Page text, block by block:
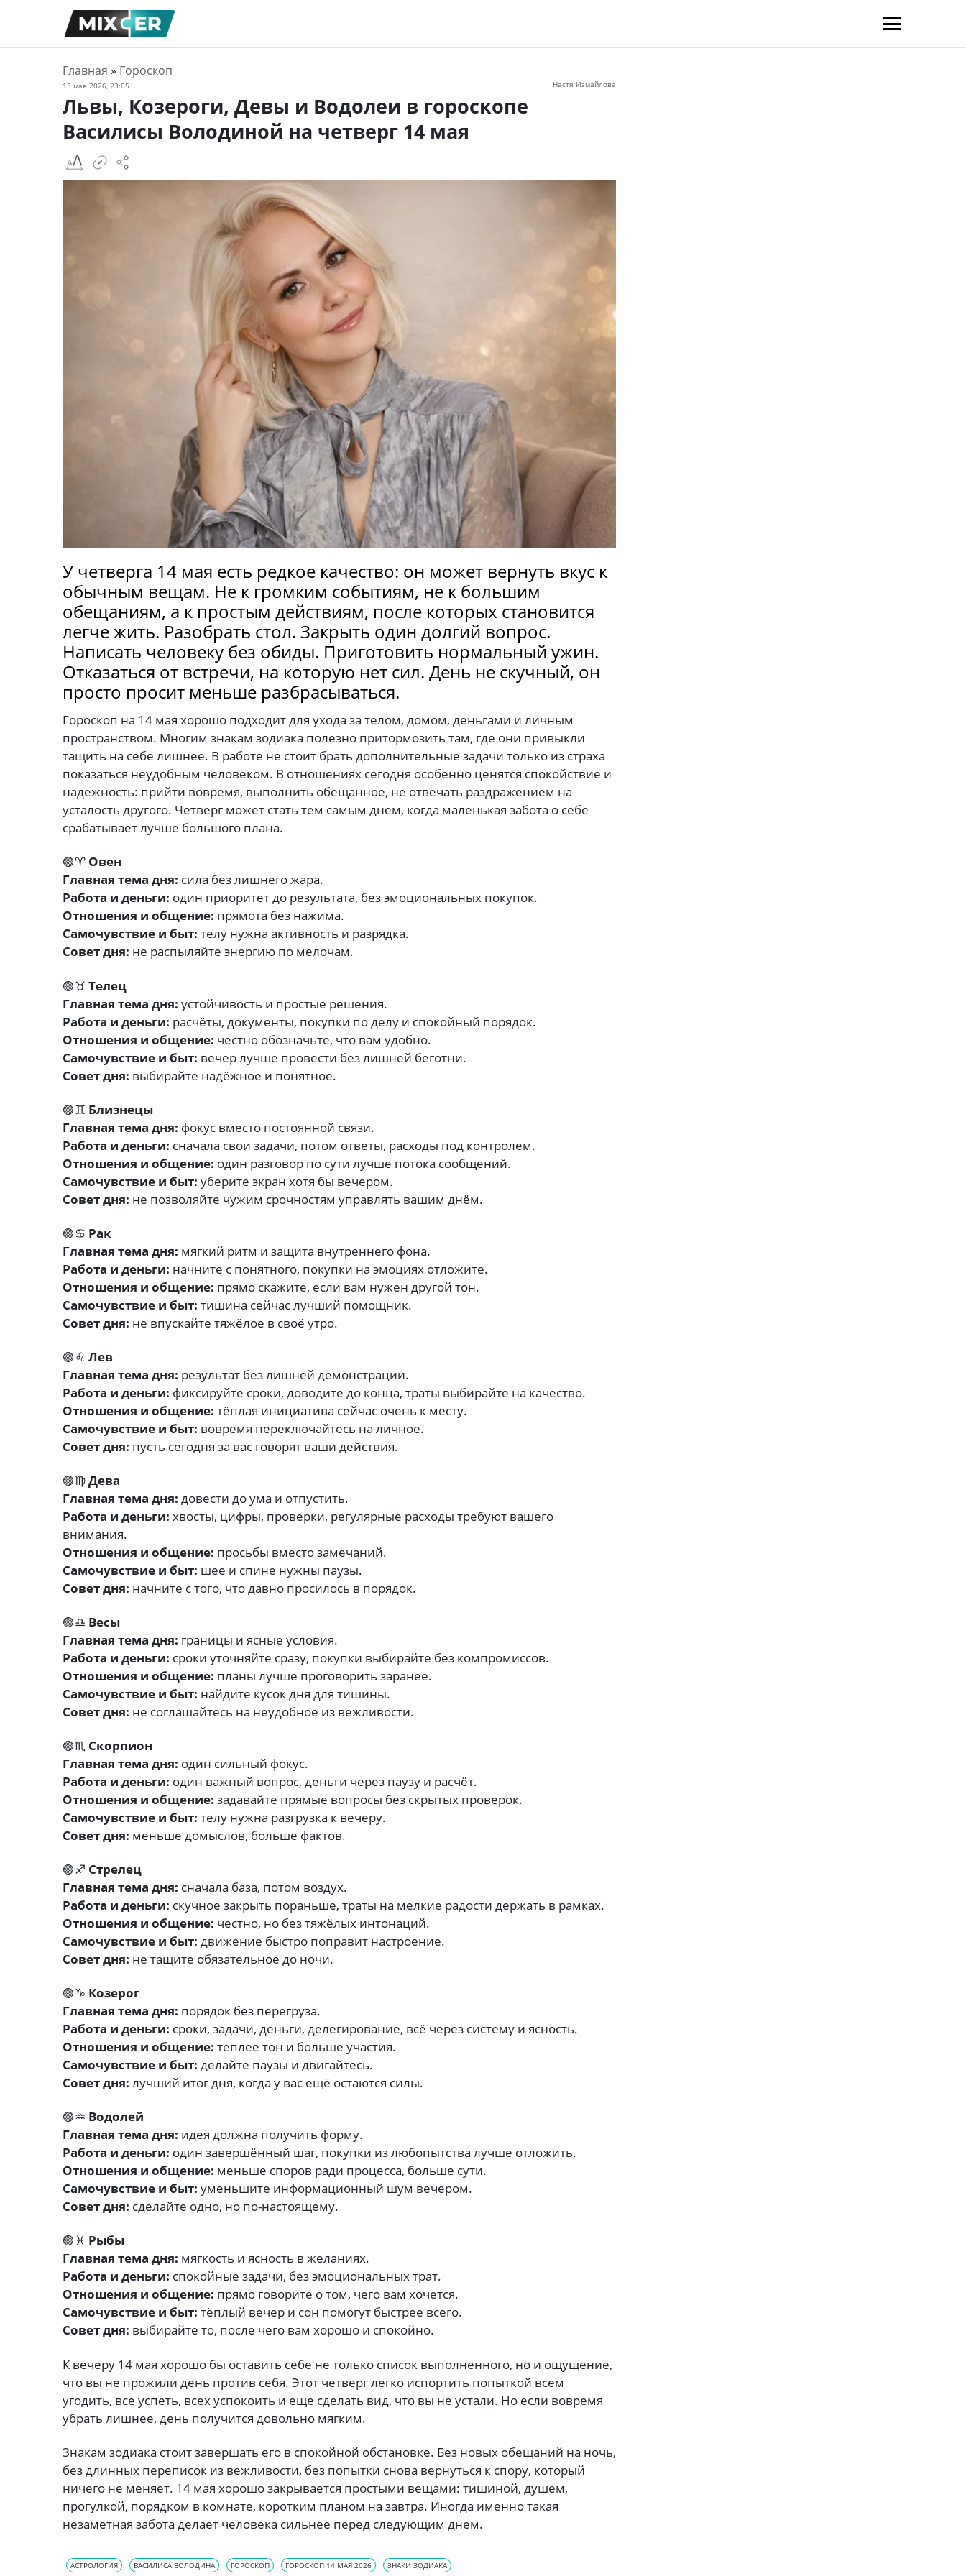
Главная » Гороскоп
13 мая 2026, 23:05 Настя Измайлова
Львы, Козероги, Девы и Водолеи в гороскопе
Василисы Володиной на четверг 14 мая
У четверга 14 мая есть редкое качество: он может вернуть вкус к
обычным вещам. Не к громким событиям, не к большим
обещаниям, а к простым действиям, после которых становится
легче жить. Разобрать стол. Закрыть один долгий вопрос.
Написать человеку без обиды. Приготовить нормальный ужин.
Отказаться от встречи, на которую нет сил. День не скучный, он
просто просит меньше разбрасываться.
Гороскоп на 14 мая хорошо подходит для ухода за телом, домом, деньгами и личным
пространством. Многим знакам зодиака полезно притормозить там, где они привыкли
тащить на себе лишнее. В работе не стоит брать дополнительные задачи только из страха
показаться неудобным человеком. В отношениях сегодня особенно ценятся спокойствие и
надежность: прийти вовремя, выполнить обещанное, не отвечать раздражением на
усталость другого. Четверг может стать тем самым днем, когда маленькая забота о себе
срабатывает лучше большого плана.
🟣♈ Овен
Главная тема дня: сила без лишнего жара.
Работа и деньги: один приоритет до результата, без эмоциональных покупок.
Отношения и общение: прямота без нажима.
Самочувствие и быт: телу нужна активность и разрядка.
Совет дня: не распыляйте энергию по мелочам.
🟣♉ Телец
Главная тема дня: устойчивость и простые решения.
Работа и деньги: расчёты, документы, покупки по делу и спокойный порядок.
Отношения и общение: честно обозначьте, что вам удобно.
Самочувствие и быт: вечер лучше провести без лишней беготни.
Совет дня: выбирайте надёжное и понятное.
🟣♊ Близнецы
Главная тема дня: фокус вместо постоянной связи.
Работа и деньги: сначала свои задачи, потом ответы, расходы под контролем.
Отношения и общение: один разговор по сути лучше потока сообщений.
Самочувствие и быт: уберите экран хотя бы вечером.
Совет дня: не позволяйте чужим срочностям управлять вашим днём.
🟣♋ Рак
Главная тема дня: мягкий ритм и защита внутреннего фона.
Работа и деньги: начните с понятного, покупки на эмоциях отложите.
Отношения и общение: прямо скажите, если вам нужен другой тон.
Самочувствие и быт: тишина сейчас лучший помощник.
Совет дня: не впускайте тяжёлое в своё утро.
🟣♌ Лев
Главная тема дня: результат без лишней демонстрации.
Работа и деньги: фиксируйте сроки, доводите до конца, траты выбирайте на качество.
Отношения и общение: тёплая инициатива сейчас очень к месту.
Самочувствие и быт: вовремя переключайтесь на личное.
Совет дня: пусть сегодня за вас говорят ваши действия.
🟣♍Дева
Главная тема дня: довести до ума и отпустить.
Работа и деньги: хвосты, цифры, проверки, регулярные расходы требуют вашего
внимания.
Отношения и общение: просьбы вместо замечаний.
Самочувствие и быт: шее и спине нужны паузы.
Совет дня: начните с того, что давно просилось в порядок.
🟣♎ Весы
Главная тема дня: границы и ясные условия.
Работа и деньги: сроки уточняйте сразу, покупки выбирайте без компромиссов.
Отношения и общение: планы лучше проговорить заранее.
Самочувствие и быт: найдите кусок дня для тишины.
Совет дня: не соглашайтесь на неудобное из вежливости.
🟣♏ Скорпион
Главная тема дня: один сильный фокус.
Работа и деньги: один важный вопрос, деньги через паузу и расчёт.
Отношения и общение: задавайте прямые вопросы без скрытых проверок.
Самочувствие и быт: телу нужна разгрузка к вечеру.
Совет дня: меньше домыслов, больше фактов.
🟣♐ Стрелец
Главная тема дня: сначала база, потом воздух.
Работа и деньги: скучное закрыть пораньше, траты на мелкие радости держать в рамках.
Отношения и общение: честно, но без тяжёлых интонаций.
Самочувствие и быт: движение быстро поправит настроение.
Совет дня: не тащите обязательное до ночи.
🟣♑ Козерог
Главная тема дня: порядок без перегруза.
Работа и деньги: сроки, задачи, деньги, делегирование, всё через систему и ясность.
Отношения и общение: теплее тон и больше участия.
Самочувствие и быт: делайте паузы и двигайтесь.
Совет дня: лучший итог дня, когда у вас ещё остаются силы.
🟣♒ Водолей
Главная тема дня: идея должна получить форму.
Работа и деньги: один завершённый шаг, покупки из любопытства лучше отложить.
Отношения и общение: меньше споров ради процесса, больше сути.
Самочувствие и быт: уменьшите информационный шум вечером.
Совет дня: сделайте одно, но по-настоящему.
🟣♓ Рыбы
Главная тема дня: мягкость и ясность в желаниях.
Работа и деньги: спокойные задачи, без эмоциональных трат.
Отношения и общение: прямо говорите о том, чего вам хочется.
Самочувствие и быт: тёплый вечер и сон помогут быстрее всего.
Совет дня: выбирайте то, после чего вам хорошо и спокойно.
К вечеру 14 мая хорошо бы оставить себе не только список выполненного, но и ощущение,
что вы не прожили день против себя. Этот четверг легко испортить попыткой всем
угодить, все успеть, всех успокоить и еще сделать вид, что вы не устали. Но если вовремя
убрать лишнее, день получится довольно мягким.
Знакам зодиака стоит завершать его в спокойной обстановке. Без новых обещаний на ночь,
без длинных переписок из вежливости, без попытки снова вернуться к спору, который
ничего не меняет. 14 мая хорошо закрывается простыми вещами: тишиной, душем,
прогулкой, порядком в комнате, коротким планом на завтра. Иногда именно такая
незаметная забота делает человека сильнее перед следующим днем.
АСТРОЛОГИЯ ВАСИЛИСА ВОЛОДИНА ГОРОСКОП ГОРОСКОП 14 МАЯ 2026 ЗНАКИ ЗОДИАКА